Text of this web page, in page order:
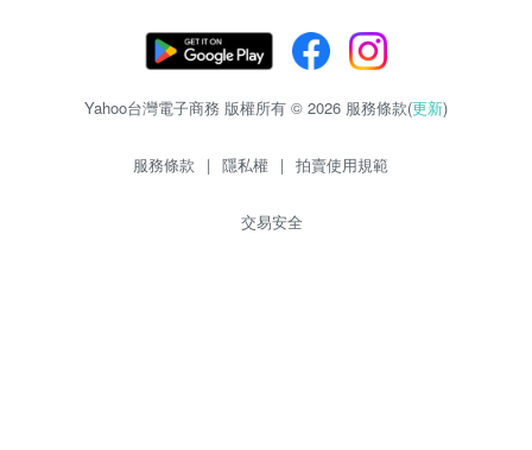
Yahoo台灣電子商務 版權所有 © 2026 服務條款(更新)
服務條款 | 隱私權 | 拍賣使用規範
交易安全